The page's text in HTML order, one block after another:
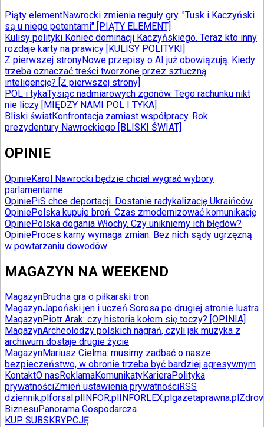
Piąty elementNawrocki zmienia reguły gry. "Tusk i Kaczyński
są u niego petentami" [PIĄTY ELEMENT]
Kulisy polityki Koniec dominacji Kaczyńskiego. Teraz kto inny
rozdaje karty na prawicy [KULISY POLITYKI]
Z pierwszej stronyNowe przepisy o AI już obowiązują. Kiedy
trzeba oznaczać treści tworzone przez sztuczną
inteligencję? [Z pierwszej strony]
POL i tykaTysiąc nadmiarowych zgonów. Tego rachunku nikt
nie liczy [MIĘDZY NAMI POL I TYKA]
Bliski światKonfrontacja zamiast współpracy. Rok
prezydentury Nawrockiego [BLISKI ŚWIAT]
OPINIE
OpinieKarol Nawrocki będzie chciał wygrać wybory
parlamentarne
OpiniePiS chce deportacji. Dostanie radykalizację Ukraińców
OpiniePolska kupuje broń. Czas zmodernizować komunikację
OpiniePolska dogania Włochy. Czy unikniemy ich błędów?
OpinieProces karny wymaga zmian. Bez nich sądy ugrzęzną
w powtarzaniu dowodów
MAGAZYN NA WEEKEND
MagazynBrudna gra o piłkarski tron
MagazynJapoński jen i uczeń Sorosa po drugiej stronie lustra
MagazynPiotr Arak: czy historia kołem się toczy? [OPINIA]
MagazynArcheolodzy polskich nagrań, czyli jak muzyka z
archiwum dostaje drugie życie
MagazynMariusz Cielma: musimy zadbać o nasze
bezpieczeństwo, w obronie trzeba być bardziej agresywnym
KontaktO nas ReklamaKomunikatyKarieraPolityka
prywatnościZmień ustawienia prywatnościRSS
dziennik.pl forsal.pl INFOR.pl INFORLEX.pl gazetaprawna.pl
BiznesuPanorama Gospodarcza
KUP SUBSKRYPCJĘ